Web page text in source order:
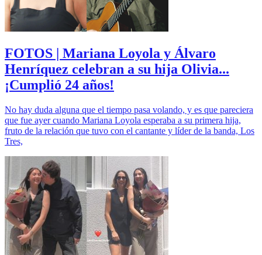
FOTOS | Mariana Loyola y Álvaro
Henríquez celebran a su hija Olivia...
¡Cumplió 24 años!
No hay duda alguna que el tiempo pasa volando, y es que pareciera
que fue ayer cuando Mariana Loyola esperaba a su primera hija,
fruto de la relación que tuvo con el cantante y líder de la banda, Los
Tres,